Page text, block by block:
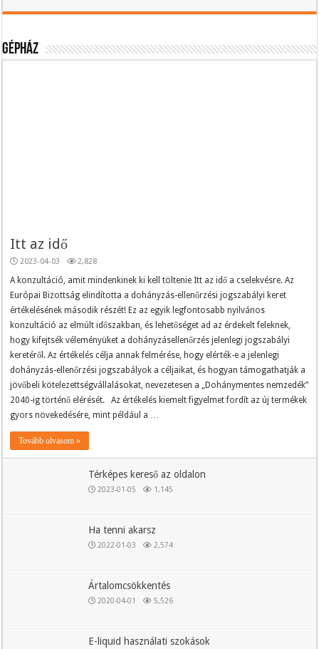
Gépház
Itt az idő
2023-04-03 2,828
A konzultáció, amit mindenkinek ki kell töltenie Itt az idő a cselekvésre. Az
Európai Bizottság elindította a dohányzás-ellenőrzési jogszabályi keret
értékelésének második részét! Ez az egyik legfontosabb nyilvános
konzultáció az elmúlt időszakban, és lehetőséget ad az érdekelt feleknek,
hogy kifejtsék véleményüket a dohányzásellenőrzés jelenlegi jogszabályi
keretéről. Az értékelés célja annak felmérése, hogy elérték-e a jelenlegi
dohányzás-ellenőrzési jogszabályok a céljaikat, és hogyan támogathatják a
jövőbeli kötelezettségvállalásokat, nevezetesen a „Dohánymentes nemzedék”
2040-ig történő elérését. Az értékelés kiemelt figyelmet fordít az új termékek
gyors növekedésére, mint például a …
Tovább olvasom »
Térképes kereső az oldalon
2023-01-05 1,145
Ha tenni akarsz
2022-01-03 2,574
Ártalomcsökkentés
2020-04-01 5,526
E-liquid használati szokások